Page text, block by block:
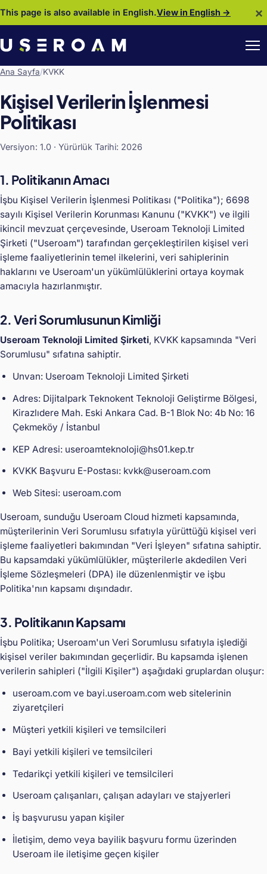
This page is also available in English.View in English → ×
Ana Sayfa/KVKK
Kişisel Verilerin İşlenmesi
Politikası
Versiyon: 1.0 · Yürürlük Tarihi: 2026
1. Politikanın Amacı
İşbu Kişisel Verilerin İşlenmesi Politikası ("Politika"); 6698
sayılı Kişisel Verilerin Korunması Kanunu ("KVKK") ve ilgili
ikincil mevzuat çerçevesinde, Useroam Teknoloji Limited
Şirketi ("Useroam") tarafından gerçekleştirilen kişisel veri
işleme faaliyetlerinin temel ilkelerini, veri sahiplerinin
haklarını ve Useroam'un yükümlülüklerini ortaya koymak
amacıyla hazırlanmıştır.
2. Veri Sorumlusunun Kimliği
Useroam Teknoloji Limited Şirketi, KVKK kapsamında "Veri
Sorumlusu" sıfatına sahiptir.
Unvan: Useroam Teknoloji Limited Şirketi
Adres: Dijitalpark Teknokent Teknoloji Geliştirme Bölgesi,
Kirazlıdere Mah. Eski Ankara Cad. B-1 Blok No: 4b No: 16
Çekmeköy / İstanbul
KEP Adresi: useroamteknoloji@hs01.kep.tr
KVKK Başvuru E-Postası: kvkk@useroam.com
Web Sitesi: useroam.com
Useroam, sunduğu Useroam Cloud hizmeti kapsamında,
müşterilerinin Veri Sorumlusu sıfatıyla yürüttüğü kişisel veri
işleme faaliyetleri bakımından "Veri İşleyen" sıfatına sahiptir.
Bu kapsamdaki yükümlülükler, müşterilerle akdedilen Veri
İşleme Sözleşmeleri (DPA) ile düzenlenmiştir ve işbu
Politika'nın kapsamı dışındadır.
3. Politikanın Kapsamı
İşbu Politika; Useroam'un Veri Sorumlusu sıfatıyla işlediği
kişisel veriler bakımından geçerlidir. Bu kapsamda işlenen
verilerin sahipleri ("İlgili Kişiler") aşağıdaki gruplardan oluşur:
useroam.com ve bayi.useroam.com web sitelerinin
ziyaretçileri
Müşteri yetkili kişileri ve temsilcileri
Bayi yetkili kişileri ve temsilcileri
Tedarikçi yetkili kişileri ve temsilcileri
Useroam çalışanları, çalışan adayları ve stajyerleri
İş başvurusu yapan kişiler
İletişim, demo veya bayilik başvuru formu üzerinden
Useroam ile iletişime geçen kişiler